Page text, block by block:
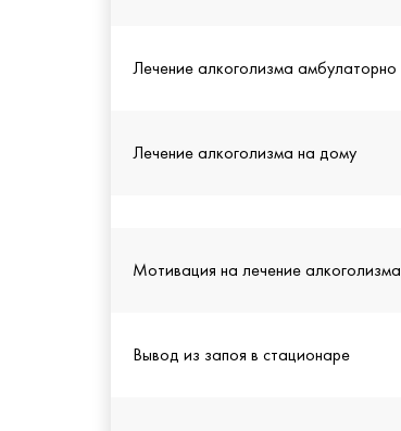
Лечение алкоголизма амбулаторно
Лечение алкоголизма на дому
Мотивация на лечение алкоголизма
Вывод из запоя в стационаре